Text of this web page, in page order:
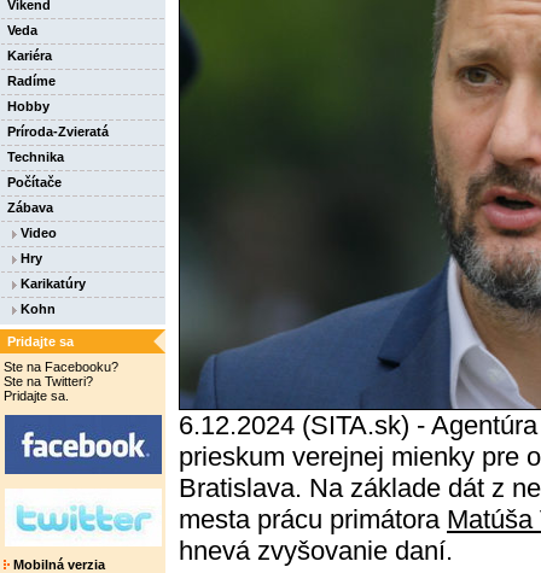
Víkend
Veda
Kariéra
Radíme
Hobby
Príroda-Zvieratá
Technika
Počítače
Zábava
Video
Hry
Karikatúry
Kohn
Pridajte sa
Ste na Facebooku?
Ste na Twitteri?
Pridajte sa.
Mobilná verzia
6.12.2024 (SITA.sk) -
prieskum verejnej mienky pre
Bratislava. Na základe dát z
mesta prácu primátora Matúša
hnevá zvyšovanie daní.